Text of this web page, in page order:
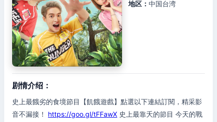
地区： 中国台湾
剧情介绍：
史上最餓劣的食境節目【飢餓遊戲】點選以下連結訂閱，精采影
音不漏接！ https://goo.gl/tFFawX 史上最靠夭的節目 今天的戰